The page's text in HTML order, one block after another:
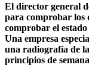
El director general
para comprobar los
comprobar el
Una empresa
una radiografía de
principios de semana